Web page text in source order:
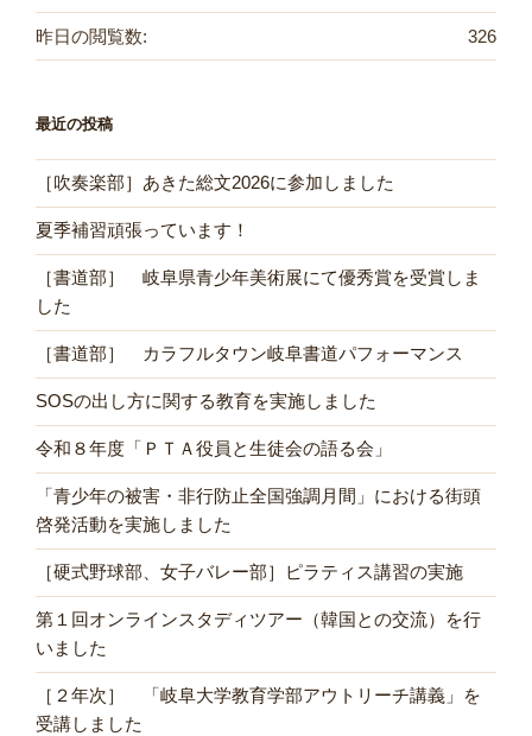
326
昨日の閲覧数:
最近の投稿
［吹奏楽部］あきた総文2026に参加しました
夏季補習頑張っています！
［書道部］ 岐阜県青少年美術展にて優秀賞を受賞しま
した
［書道部］ カラフルタウン岐阜書道パフォーマンス
SOSの出し方に関する教育を実施しました
令和８年度「ＰＴＡ役員と生徒会の語る会」
「青少年の被害・非行防止全国強調月間」における街頭
啓発活動を実施しました
［硬式野球部、女子バレー部］ピラティス講習の実施
第１回オンラインスタディツアー（韓国との交流）を行
いました
［２年次］ 「岐阜大学教育学部アウトリーチ講義」を
受講しました